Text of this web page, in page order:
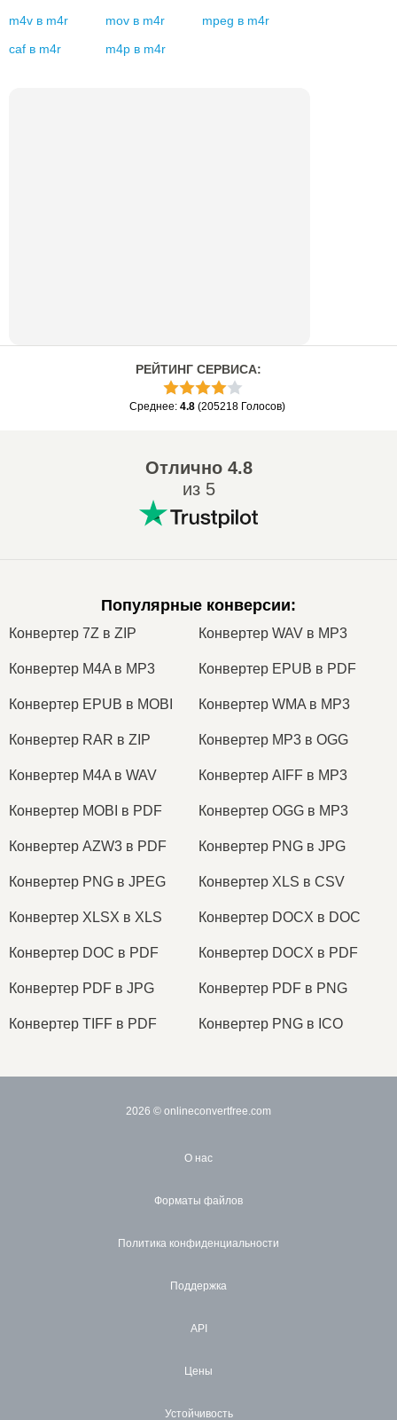
m4v в m4r mov в m4r mpeg в m4r
caf в m4r m4p в m4r
РЕЙТИНГ СЕРВИСА:
Среднее: 4.8 (205218 Голосов)
Отлично4.8
из 5
Популярные конверсии:
Конвертер 7Z в ZIP Конвертер WAV в MP3
Конвертер M4A в MP3 Конвертер EPUB в PDF
Конвертер EPUB в MOBI Конвертер WMA в MP3
Конвертер RAR в ZIP Конвертер MP3 в OGG
Конвертер M4A в WAV Конвертер AIFF в MP3
Конвертер MOBI в PDF Конвертер OGG в MP3
Конвертер AZW3 в PDF Конвертер PNG в JPG
Конвертер PNG в JPEG Конвертер XLS в CSV
Конвертер XLSX в XLS Конвертер DOCX в DOC
Конвертер DOC в PDF Конвертер DOCX в PDF
Конвертер PDF в JPG Конвертер PDF в PNG
Конвертер TIFF в PDF Конвертер PNG в ICO
2026 © onlineconvertfree.com
О нас
Форматы файлов
Политика конфиденциальности
Поддержка
API
Цены
Устойчивость